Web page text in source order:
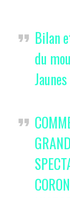
Bilan
du
Jaunes